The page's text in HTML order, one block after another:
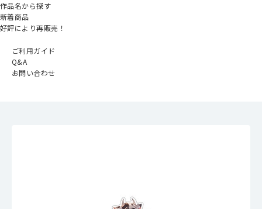
作品名から探す
新着商品
好評により再販売！
ご利用ガイド
Q&A
お問い合わせ